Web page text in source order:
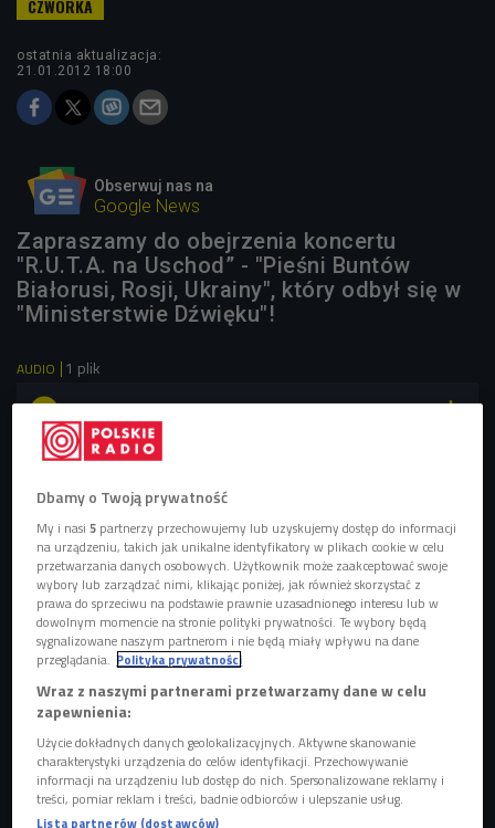
ostatnia aktualizacja:
21.01.2012 18:00
Obserwuj nas na
Google News
Zapraszamy do obejrzenia koncertu
"R.U.T.A. na Uschod” - "Pieśni Buntów
Białorusi, Rosji, Ukrainy", który odbył się w
"Ministerstwie Dźwięku"!
AUDIO 1 plik
 
Koncert R.U.T.A. NA USCHOD” - "Pieśni Buntów
GALERIA
Dbamy o Twoją prywatność
My i nasi5 partnerzy przechowujemy lub uzyskujemy dostęp do informacji
na urządzeniu, takich jak unikalne identyfikatory w plikach cookie w celu
przetwarzania danych osobowych. Użytkownik może zaakceptować swoje
wybory lub zarządzać nimi, klikając poniżej, jak również skorzystać z
prawa do sprzeciwu na podstawie prawnie uzasadnionego interesu lub w
dowolnym momencie na stronie polityki prywatności. Te wybory będą
sygnalizowane naszym partnerom i nie będą miały wpływu na dane
przeglądania. Polityka prywatności
Wraz z naszymi partnerami przetwarzamy dane w celu
zapewnienia:
Użycie dokładnych danych geolokalizacyjnych. Aktywne skanowanie
charakterystyki urządzenia do celów identyfikacji. Przechowywanie
informacji na urządzeniu lub dostęp do nich. Spersonalizowane reklamy i
treści, pomiar reklam i treści, badnie odbiorców i ulepszanie usług.
Lista partnerów (dostawców)